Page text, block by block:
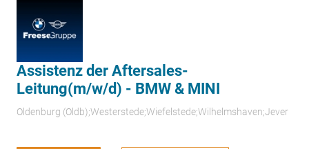
Assistenz der Aftersales-
Leitung(m/w/d) - BMW & MINI
Oldenburg (Oldb);Westerstede;Wiefelstede;Wilhelmshaven;Jever